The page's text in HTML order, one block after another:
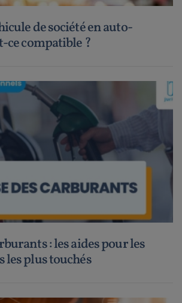
de société en auto-
ce compatible ?
: les aides pour les
plus touchés